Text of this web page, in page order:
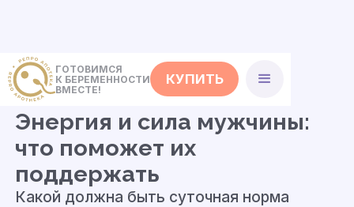
ГОТОВИМСЯ
К БЕРЕМЕННОСТИ
ВМЕСТЕ!
КУПИТЬ
<- Статьи
Энергия и сила мужчины:
что поможет их
поддержать
Какой должна быть суточная норма